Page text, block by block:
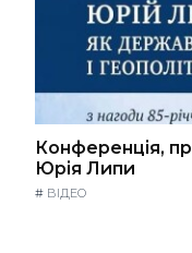
Конференція,
Юрія Липи
# ВІДЕО